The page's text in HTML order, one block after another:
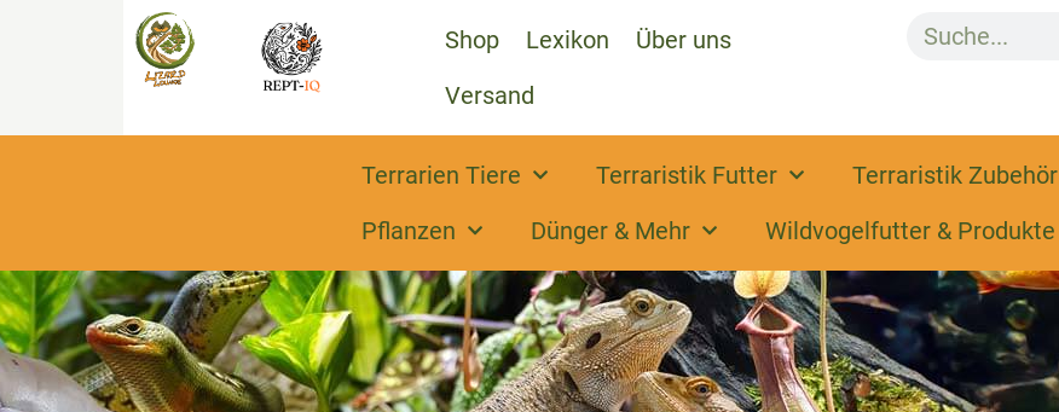
Shop Lexikon
Über uns
Versand
Terrarien Tiere Terraristik Futter Terraristik Zubehör
Pflanzen
Dünger & Mehr Wildvogelfutter & Produkte